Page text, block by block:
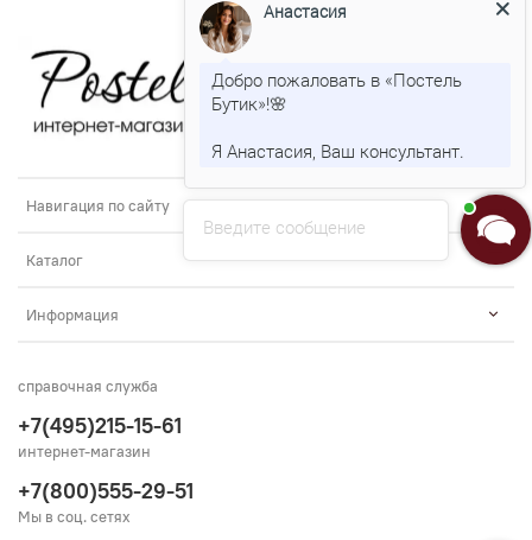
Навигация по сайту
Каталог
Информация
справочная служба
+7(495)215-15-61
интернет-магазин
+7(800)555-29-51
Мы в соц. сетях
Введите сообщение
Анастасия
Добро пожаловать в «Постель
Бутик»!🌸
Я Анастасия, Ваш консультант.